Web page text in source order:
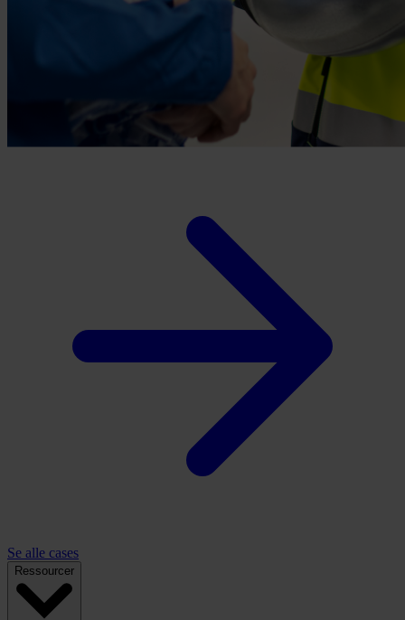
Se alle cases
Ressourcer